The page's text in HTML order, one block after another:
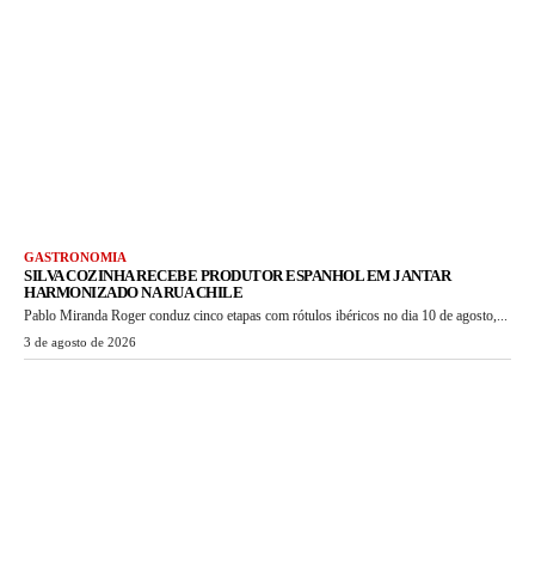
GASTRONOMIA
SILVA COZINHA RECEBE PRODUTOR ESPANHOL EM JANTAR
HARMONIZADO NA RUA CHILE
Pablo Miranda Roger conduz cinco etapas com rótulos ibéricos no dia 10 de agosto,...
3 de agosto de 2026